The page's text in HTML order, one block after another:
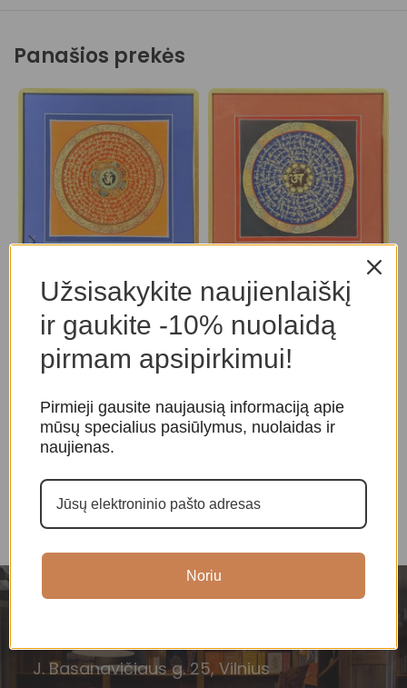
Panašios prekės
Mandala „OM”
Erdvės harmonijai , Mandalos
75,00€
Mandala „OM”
Erdvės harmonijai
Mandalos
75,00€
J. Basanavičiaus g. 25, Vilnius
Užsisakykite naujienlaiškį
ir gaukite -10% nuolaidą
pirmam apsipirkimui!
Pirmieji gausite naujausią informaciją apie
mūsų specialius pasiūlymus, nuolaidas ir
naujienas.
Noriu